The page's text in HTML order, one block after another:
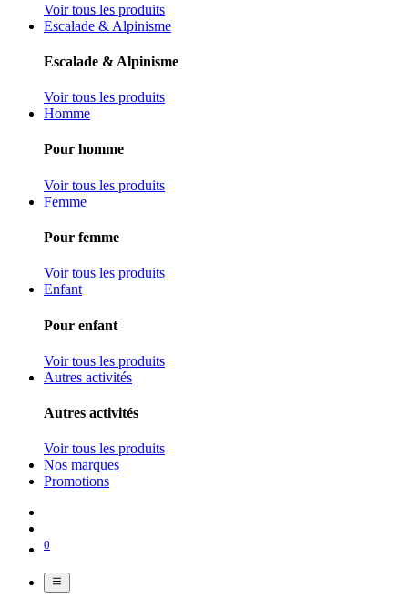
Voir tous les produits
Escalade & Alpinisme
Escalade & Alpinisme
Voir tous les produits
Homme
Pour homme
Voir tous les produits
Femme
Pour femme
Voir tous les produits
Enfant
Pour enfant
Voir tous les produits
Autres activités
Autres activités
Voir tous les produits
Nos marques
Promotions
0